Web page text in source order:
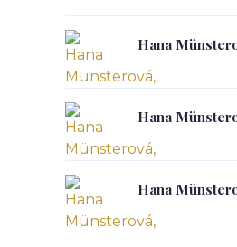
Hana
Hana
Hana